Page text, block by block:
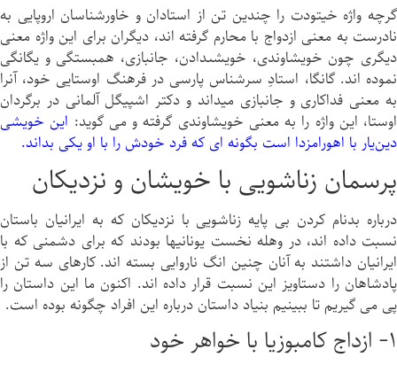
گرچه واژه خيتودت را چندين تن از استادان و خاورشناسان اروپایى به
نادرست به معنی ازدواج با محارم گرفته اند، ديگران براى اين واژه معنی
ديگرى چون خويشاوندى، خويشىدادن، جانبازى، همبستگى و يگانگى
نموده اند. گانگا، استادِ سرشناس پارسى در فرهنگ اوستایى خود، آنرا
به معنی فداكارى و جانبازى میداند و دكتر اشپيگل آلمانى در برگردان
اوستا، اين واژه را به معنی خويشاوندى گرفته و می گويد: اين خويشى
دین‌یار با اهورامزدا است بگونه ای كه فرد خودش را با او يكى بداند.
پرسمان زناشویى با خویشان و نزديكان
درباره بدنام کردن بى پایه زناشویى با نزديكان كه به ايرانيان باستان
نسبت داده اند، در وهله نخست يونانیها بودند كه برای دشمنى که با
ايرانيان داشتند به آنان چنين انگ ناروایی بسته اند. كارهاى سه تن از
پادشاهان را دستاویز اين نسبت قرار داده اند. اکنون ما اين داستان را
پی می گیریم تا ببينيم بنیاد داستان درباره اين افراد چگونه بوده است.
۱- ازداج كامبوزيا با خواهر خود